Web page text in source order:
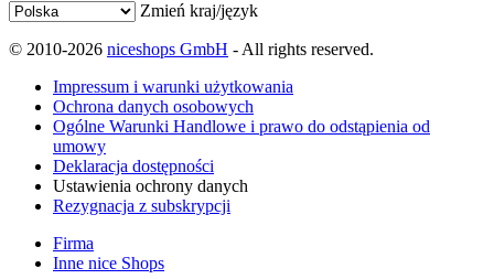
Zmień kraj/język
© 2010-2026 niceshops GmbH - All rights reserved.
Impressum i warunki użytkowania
Ochrona danych osobowych
Ogólne Warunki Handlowe i prawo do odstąpienia od
umowy
Deklaracja dostępności
Ustawienia ochrony danych
Rezygnacja z subskrypcji
Firma
Inne nice Shops